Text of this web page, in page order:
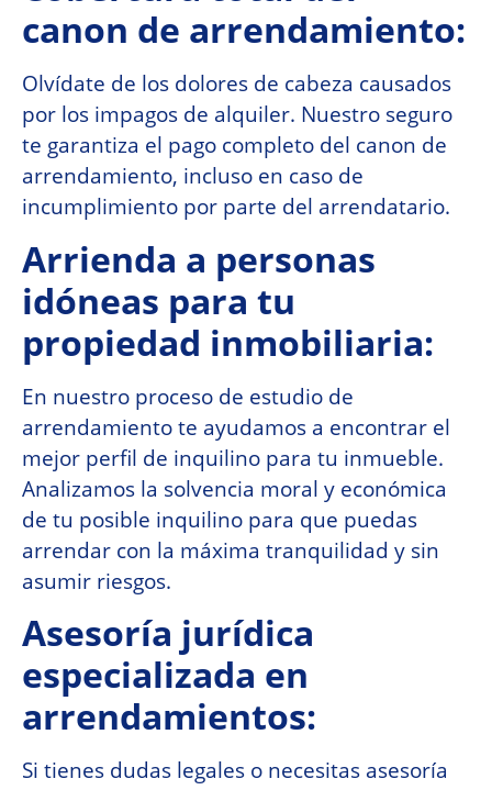
canon de arrendamiento:
Olvídate de los dolores de cabeza causados
por los impagos de alquiler. Nuestro seguro
te garantiza el pago completo del canon de
arrendamiento, incluso en caso de
incumplimiento por parte del arrendatario.
Arrienda a personas
idóneas para tu
propiedad inmobiliaria:
En nuestro proceso de estudio de
arrendamiento te ayudamos a encontrar el
mejor perfil de inquilino para tu inmueble.
Analizamos la solvencia moral y económica
de tu posible inquilino para que puedas
arrendar con la máxima tranquilidad y sin
asumir riesgos.
Asesoría jurídica
especializada en
arrendamientos:
Si tienes dudas legales o necesitas asesoría